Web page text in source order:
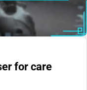
for care